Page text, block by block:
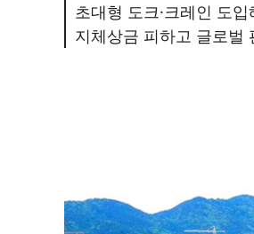
초대형 도크·크레인 도
지체상금 피하고 글로벌